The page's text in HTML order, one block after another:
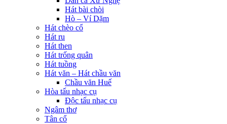
Hát bài chòi
Hò – Ví Dặm
Hát chèo cổ
Hát ru
Hát then
Hát trống quân
Hát tuồng
Hát văn – Hát chầu văn
Chầu văn Huế
Hòa tấu nhạc cụ
Độc tấu nhạc cụ
Ngâm thơ
Tân cổ